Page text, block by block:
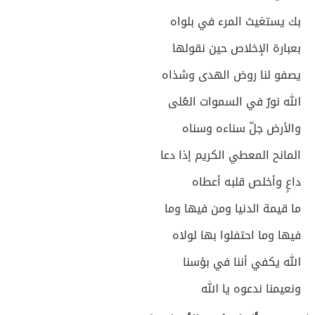
بك يستغيث المرء في بلواه
بعبارة الإخلاص حين نقولها
يصفو لنا روض الهدى وشذاه
الله نورٌ في السموات العُلى
والأرض جلّ سناءه وسناه
المانح المعطي الكريم إذا دعا
داعٍ وأخلص قلبه أعطاه
ما قيمة الدنيا ومن فيها وما
فيها وما احتفلوا بها لولاه
الله يكفي أننا في بؤسنا
ونعيمنا ندعوه يا الله